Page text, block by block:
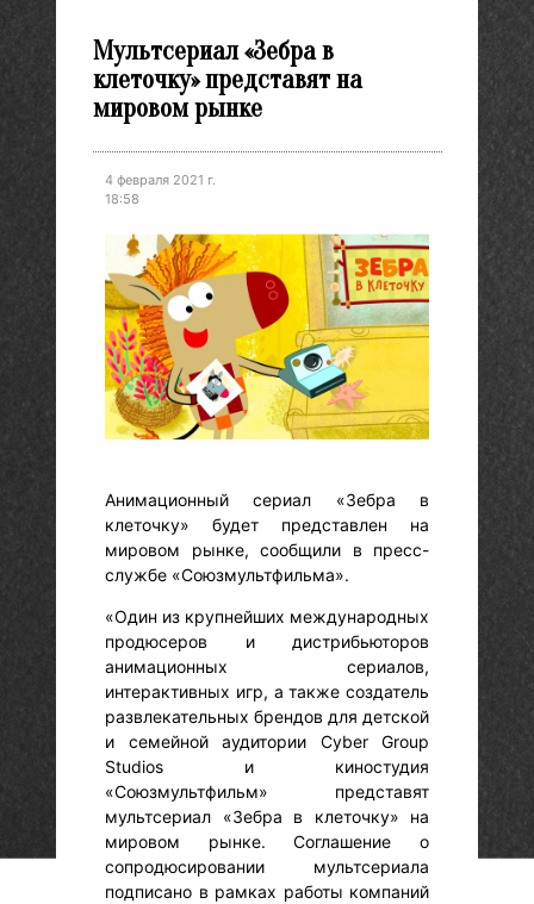
Мультсериал «Зебра в
клеточку» представят на
мировом рынке
4 февраля 2021 г.
18:58
Анимационный сериал «Зебра в
клеточку» будет представлен на
мировом рынке, сообщили в пресс-
службе «Союзмультфильма».
«Один из крупнейших международных
продюсеров и дистрибьюторов
анимационных сериалов,
интерактивных игр, а также создатель
развлекательных брендов для детской
и семейной аудитории Cyber Group
Studios и киностудия
«Союзмультфильм» представят
мультсериал «Зебра в клеточку» на
мировом рынке. Соглашение о
сопродюсировании мультсериала
подписано в рамках работы компаний